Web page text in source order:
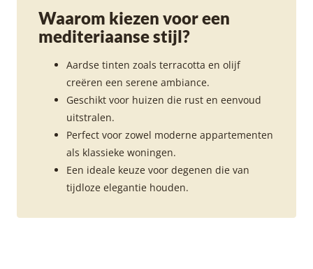
Waarom kiezen voor een
mediteriaanse stijl?
Aardse tinten zoals terracotta en olijf
creëren een serene ambiance.
Geschikt voor huizen die rust en eenvoud
uitstralen.
Perfect voor zowel moderne appartementen
als klassieke woningen.
Een ideale keuze voor degenen die van
tijdloze elegantie houden.